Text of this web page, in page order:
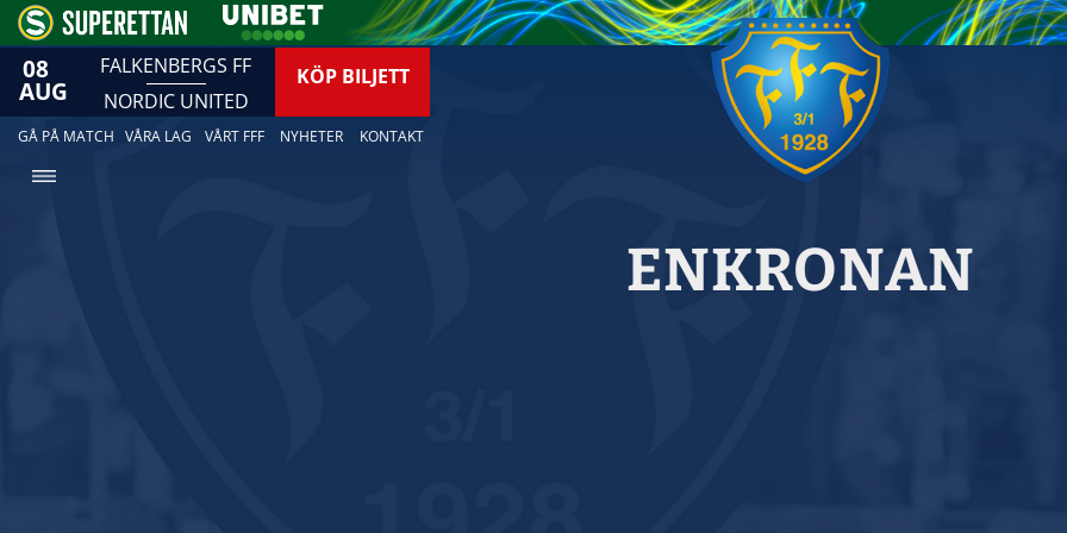
08
AUG
FALKENBERGS FF
NORDIC UNITED
KÖP BILJETT
GÅ PÅ MATCH VÅRA LAG VÅRT FFF NYHETER KONTAKT
ENKRONAN